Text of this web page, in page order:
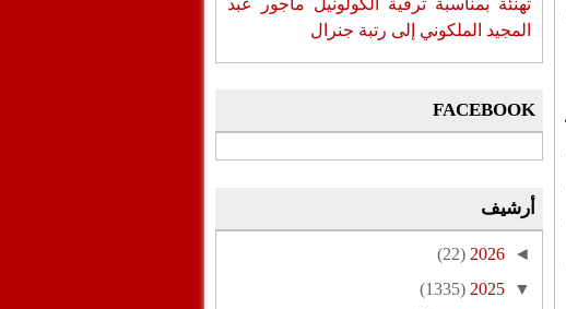
المجيد الملكوني إلى رتبة جنرال
FACEBOOK
أرشيف
◄
2026
(22)
▼
2025
(1335)